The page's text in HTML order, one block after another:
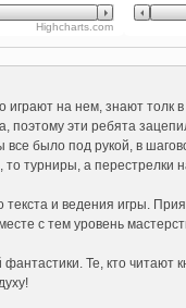
Highcharts.com
на нем, знают толк
поэтому эти ребята
было под рукой, в
турниры, а перестрелки
текста и ведения игры.
с тем уровень
Те, кто читают